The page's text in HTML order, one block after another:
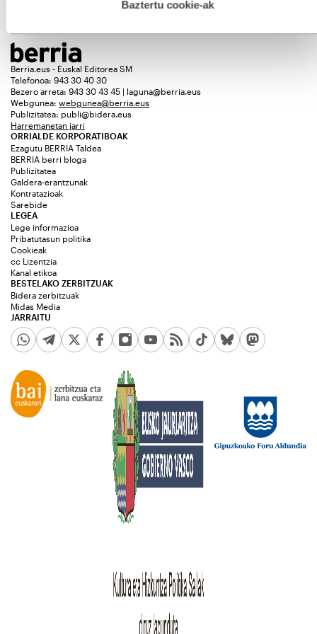
esplizitua ematen diguzu.Gehiago irakurri
Baztertu cookie-ak
Berria.eus - Euskal Editorea SM
Telefonoa: 943 30 40 30
Bezero arreta: 943 30 43 45 | laguna@berria.eus
Webgunea: webgunea@berria.eus
Publizitatea: publi@bidera.eus
Harremanetan jarri
ORRIALDE KORPORATIBOAK
Ezagutu BERRIA Taldea
BERRIA berri bloga
Publizitatea
Galdera-erantzunak
Kontratazioak
Sarebide
JARRAITU
LEGEA
Lege informazioa
Pribatutasun politika
Cookieak
cc Lizentzia
Kanal etikoa
BESTELAKO ZERBITZUAK
Bidera zerbitzuak
Midas Media